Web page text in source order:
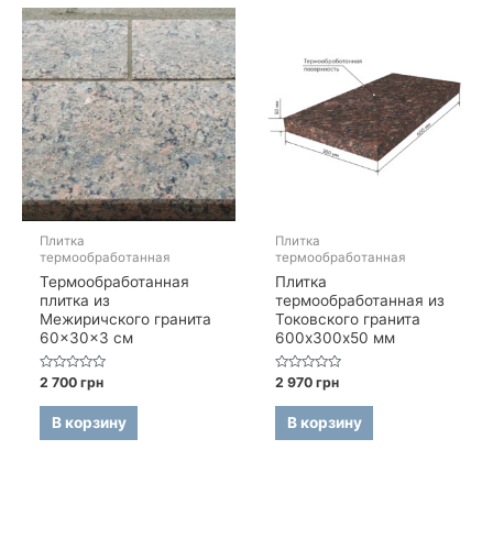
Плитка
термообработанная
Термообработанная
плитка из
Межиричского гранита
60×30×3 см
Оценка
из
2 700грн
В корзину
Плитка
термообработанная
Плитка
термообработанная из
Токовского гранита
600х300х50 мм
Оценка
из
2 970грн
В корзину